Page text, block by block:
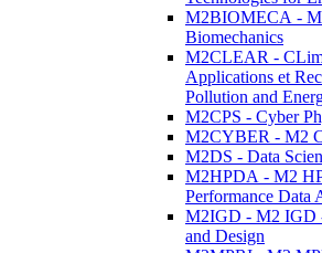
M2BIOMECA -
Biomechanics
M2CLEAR -
Applications et
Pollution and
M2CPS - Cyber
M2CYBER - M2
M2DS - Data
M2HPDA - M2
Performance Data
M2IGD - M2 IGD
and Design